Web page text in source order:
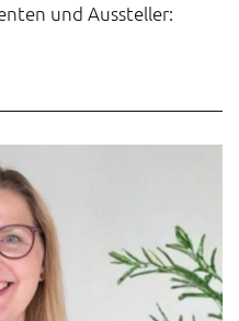
und Aussteller: